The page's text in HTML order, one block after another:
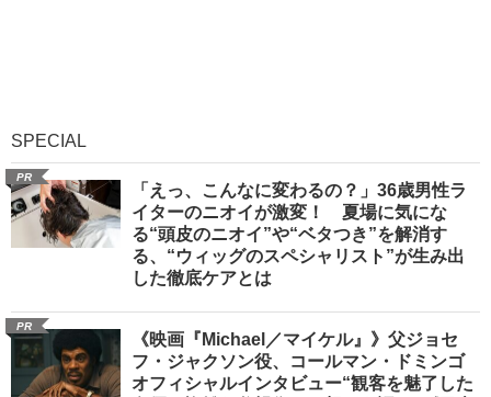
SPECIAL
PR
「えっ、こんなに変わるの？」36歳男性ラ
イターのニオイが激変！ 夏場に気にな
る“頭皮のニオイ”や“ベタつき”を解消す
る、“ウィッグのスペシャリスト”が生み出
した徹底ケアとは
PR
《映画『Michael／マイケル』》父ジョセ
フ・ジャクソン役、コールマン・ドミンゴ
オフィシャルインタビュー“観客を魅了した